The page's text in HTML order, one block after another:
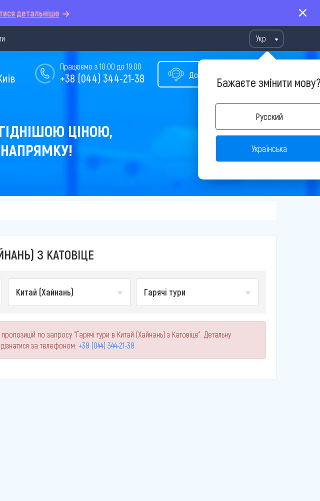
детальніше
Укр
Бажаєте змінити
Русский
Українська
Допомога у виборі туру
Працюємо з 10:00 до 19:00
+38 (044) 344-21-38
ЦІНОЮ,
З КАТОВІЦЕ
Китай (Хайнань) Гарячі тури
по запросу "Гарячі тури в Китай (Хайнань) з Катовіце". Детальну
за телефоном: +38 (044) 344-21-38